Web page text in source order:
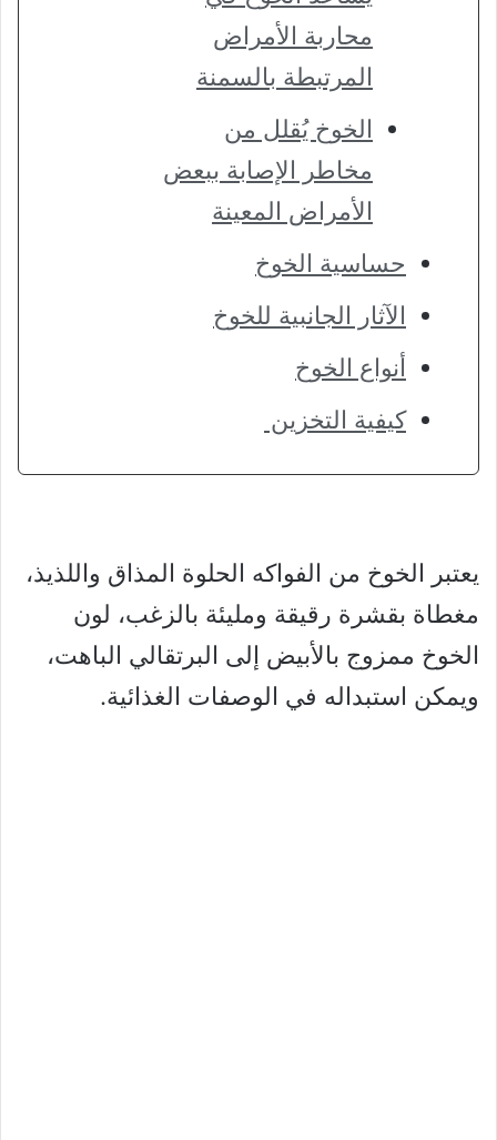
محاربة الأمراض
المرتبطة بالسمنة
الخوخ يُقلل من
مخاطر الإصابة ببعض
الأمراض المعينة
حساسية الخوخ
الآثار الجانبية للخوخ
أنواع الخوخ
كيفية التخزين
يعتبر الخوخ من الفواكه الحلوة المذاق واللذيذ،
مغطاة بقشرة رقيقة ومليئة بالزغب، لون
الخوخ ممزوج بالأبيض إلى البرتقالي الباهت،
ويمكن استبداله في الوصفات الغذائية.